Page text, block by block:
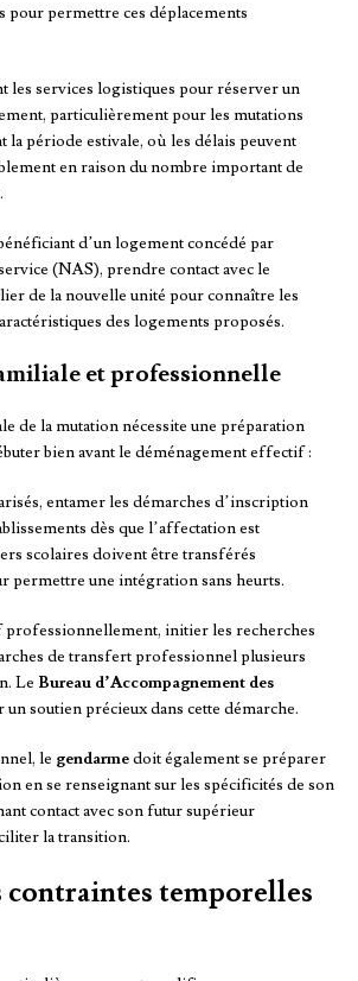
pour permettre ces déplacements
les services logistiques pour réserver un
particulièrement pour les mutations
la période estivale, où les délais peuvent
en raison du nombre important de
d’un logement concédé par
(NAS), prendre contact avec le
de la nouvelle unité pour connaître les
des logements proposés.
et professionnelle
de la mutation nécessite une préparation
bien avant le déménagement effectif :
entamer les démarches d’inscription
dès que l’affectation est
scolaires doivent être transférés
permettre une intégration sans heurts.
professionnellement, initier les recherches
de transfert professionnel plusieurs
Le Bureau d’Accompagnement des
soutien précieux dans cette démarche.
le gendarmedoit également se préparer
en se renseignant sur les spécificités de son
contact avec son futur supérieur
la transition.
contraintes temporelles